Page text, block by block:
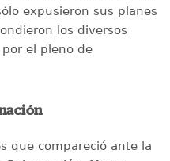
expusieron sus planes
los diversos
el pleno de
que compareció ante la